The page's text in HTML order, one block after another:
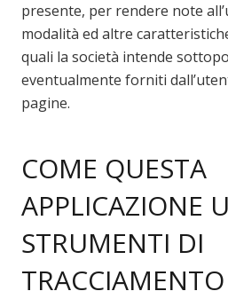
presente, per rendere note
modalità ed altre
quali la società intende
eventualmente forniti
pagine.
COME QUESTA
APPLICAZIONE
STRUMENTI DI
TRACCIAMENTO